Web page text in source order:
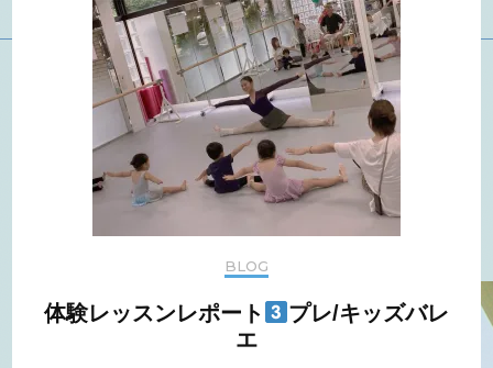
BLOG
体験レッスンレポート
プレ/キッズバレ
エ